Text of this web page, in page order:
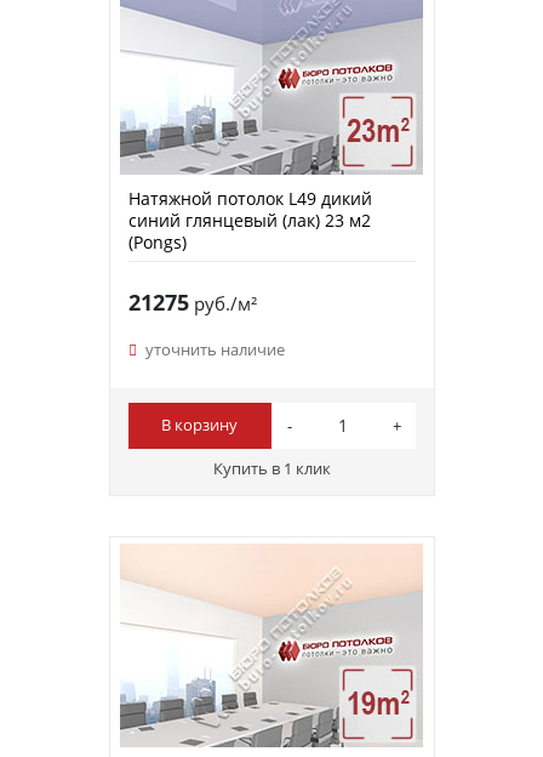
Натяжной потолок L49 дикий
синий глянцевый (лак) 23 м2
(Pongs)
21275руб./м²
уточнить наличие
В корзину
Купить в 1 клик